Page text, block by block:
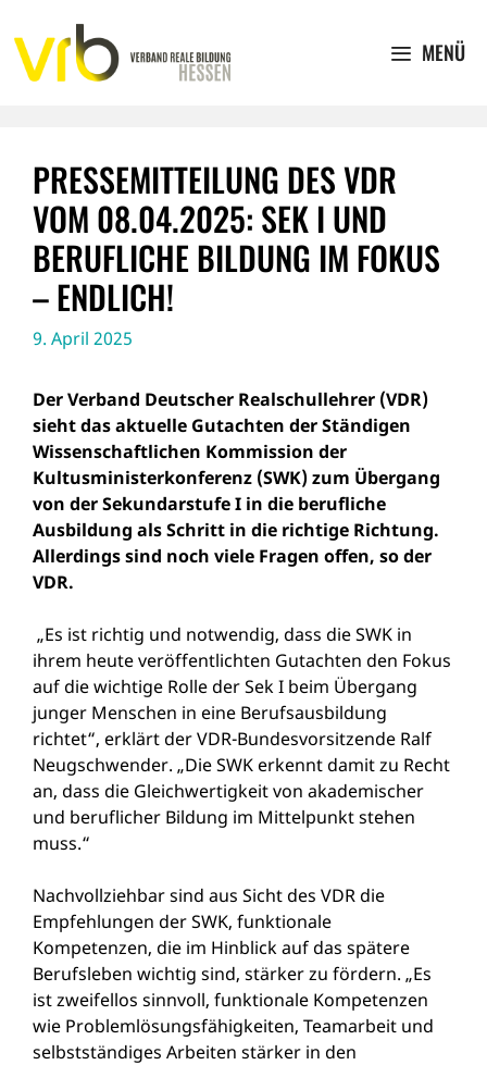
Inhalt
springen
MENÜ
PRESSEMITTEILUNG DES VDR
VOM 08.04.2025: SEK I UND
BERUFLICHE BILDUNG IM FOKUS
– ENDLICH!
9. April 2025
Der Verband Deutscher Realschullehrer (VDR)
sieht das aktuelle Gutachten der Ständigen
Wissenschaftlichen Kommission der
Kultusministerkonferenz (SWK) zum Übergang
von der Sekundarstufe I in die berufliche
Ausbildung als Schritt in die richtige Richtung.
Allerdings sind noch viele Fragen offen, so der
VDR.
„Es ist richtig und notwendig, dass die SWK in
ihrem heute veröffentlichten Gutachten den Fokus
auf die wichtige Rolle der Sek I beim Übergang
junger Menschen in eine Berufsausbildung
richtet“, erklärt der VDR-Bundesvorsitzende Ralf
Neugschwender. „Die SWK erkennt damit zu Recht
an, dass die Gleichwertigkeit von akademischer
und beruflicher Bildung im Mittelpunkt stehen
muss.“
Nachvollziehbar sind aus Sicht des VDR die
Empfehlungen der SWK, funktionale
Kompetenzen, die im Hinblick auf das spätere
Berufsleben wichtig sind, stärker zu fördern. „Es
ist zweifellos sinnvoll, funktionale Kompetenzen
wie Problemlösungsfähigkeiten, Teamarbeit und
selbstständiges Arbeiten stärker in den